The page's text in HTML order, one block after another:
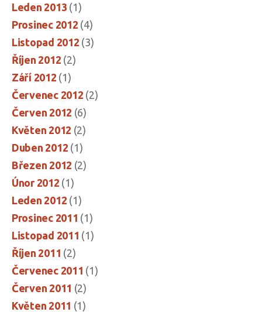
Leden 2013 (1)
Prosinec 2012 (4)
Listopad 2012 (3)
Říjen 2012 (2)
Září 2012 (1)
Červenec 2012 (2)
Červen 2012 (6)
Květen 2012 (2)
Duben 2012 (1)
Březen 2012 (2)
Únor 2012 (1)
Leden 2012 (1)
Prosinec 2011 (1)
Listopad 2011 (1)
Říjen 2011 (2)
Červenec 2011 (1)
Červen 2011 (2)
Květen 2011 (1)